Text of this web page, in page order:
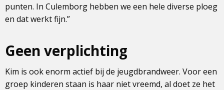
punten. In Culemborg hebben we een hele diverse ploeg
en dat werkt fijn.”
Geen verplichting
Kim is ook enorm actief bij de jeugdbrandweer. Voor een
groep kinderen staan is haar niet vreemd, al doet ze het